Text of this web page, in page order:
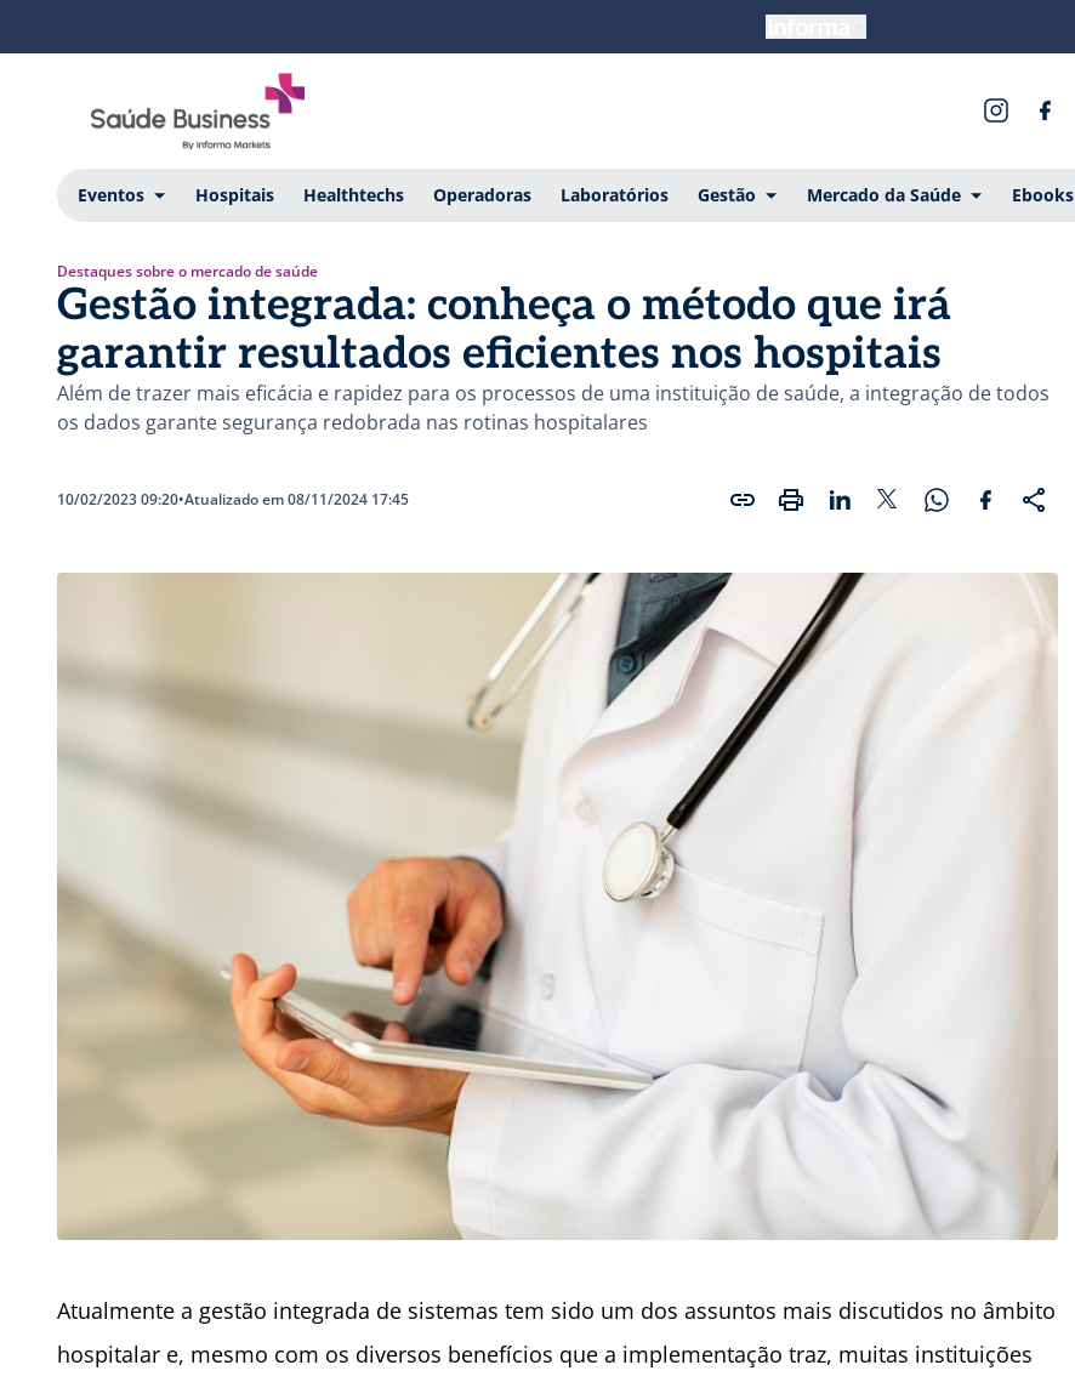
Eventos Hospitais Healthtechs Operadoras Laboratórios Gestão Mercado da Saúde Ebooks
Destaques sobre o mercado de saúde
Gestão integrada: conheça o método que irá
garantir resultados eficientes nos hospitais
Além de trazer mais eficácia e rapidez para os processos de uma instituição de saúde, a integração de todos
os dados garante segurança redobrada nas rotinas hospitalares
10/02/2023 09:20•Atualizado em 08/11/2024 17:45
Atualmente a gestão integrada de sistemas tem sido um dos assuntos mais discutidos no âmbito
hospitalar e, mesmo com os diversos benefícios que a implementação traz, muitas instituições